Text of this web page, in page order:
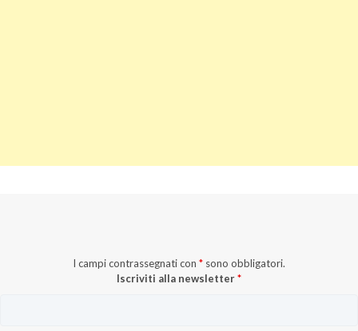
I campi contrassegnati con * sono obbligatori.
Iscriviti alla newsletter*